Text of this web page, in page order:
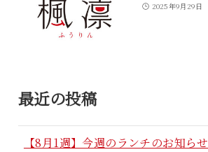
2025年9月29日
最近の投稿
【8月1週】今週のランチのお知らせ